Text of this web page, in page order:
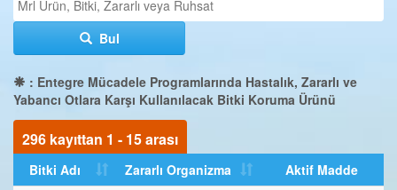
Bul
: Entegre Mücadele Programlarında Hastalık, Zararlı ve
Yabancı Otlara Karşı Kullanılacak Bitki Koruma Ürünü
296 kayıttan 1 - 15 arası
Bitki Adı Zararlı Organizma Aktif Madde